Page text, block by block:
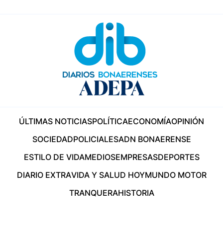
ÚLTIMAS NOTICIASPOLÍTICAECONOMÍAOPINIÓN
SOCIEDADPOLICIALESADN BONAERENSE
ESTILO DE VIDAMEDIOSEMPRESASDEPORTES
DIARIO EXTRAVIDA Y SALUD HOYMUNDO MOTOR
TRANQUERAHISTORIA